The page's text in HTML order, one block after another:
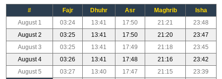
# Fajr Dhuhr Asr Maghrib
Isha
August 1
03:24 13:41 17:50 21:21
23:48
August 2
03:25 13:41 17:50 21:20
23:47
August 3
03:25 13:41 17:49 21:18
23:45
August 4
03:26 13:41 17:48 21:16
23:42
August 5
03:27 13:40 17:47 21:15
23:39